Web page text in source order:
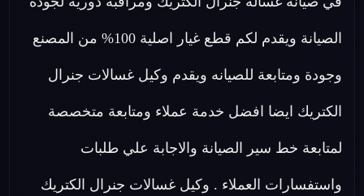
الصيانة ويقدم لكم قطع غيار اصلية 100% من المصنع
وجودة ومتابعة للصيانه ويقدم وكيل غسالات جنرال
الكتريك ايضا افضل خدمة عملاء ومتابعة متخصصة
لمتابعة خط سير الصيانة والاجابة علي طلبات
واستفسارات العملاء . وكيل غسالات جنرال الكتريك